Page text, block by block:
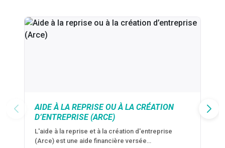
AIDE À LA REPRISE OU À LA CRÉATION
D’ENTREPRISE (ARCE)
L'aide à la reprise et à la création d'entreprise
(Arce) est une aide financière versée…